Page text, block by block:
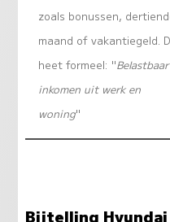
zoals bonussen,
maand of vakantiegeld.
heet formeel: "Belastbaar
inkomen uit werk en
woning"
Bijtelling Hyundai